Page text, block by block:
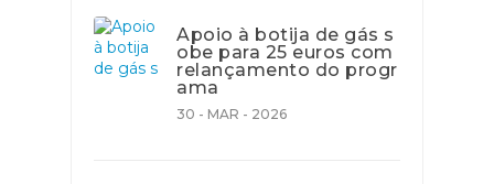
Apoio à botija de gás s
obe para 25 euros com
relançamento do progr
ama
30 - MAR - 2026